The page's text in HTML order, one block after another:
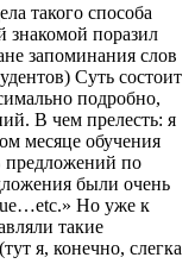
такого способа
знакомой поразил
запоминания слов
Суть состоит
подробно,
В чем прелесть: я
месяце обучения
по
были очень
Но уже к
такие
я, конечно, слегка